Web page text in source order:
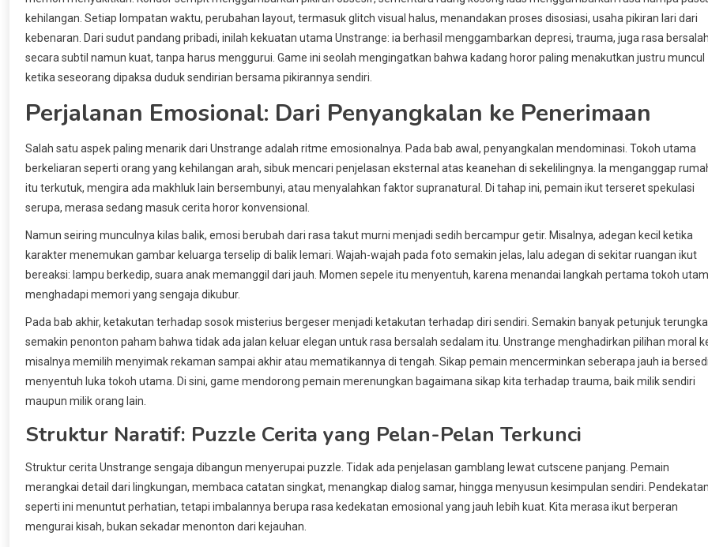
kehilangan. Setiap lompatan waktu, perubahan layout, termasuk glitch visual halus, menandakan proses disosiasi, usaha pikiran lari dari
kebenaran. Dari sudut pandang pribadi, inilah kekuatan utama Unstrange: ia berhasil menggambarkan depresi, trauma, juga rasa bersalah
secara subtil namun kuat, tanpa harus menggurui. Game ini seolah mengingatkan bahwa kadang horor paling menakutkan justru muncul
ketika seseorang dipaksa duduk sendirian bersama pikirannya sendiri.
Perjalanan Emosional: Dari Penyangkalan ke Penerimaan
Salah satu aspek paling menarik dari Unstrange adalah ritme emosionalnya. Pada bab awal, penyangkalan mendominasi. Tokoh utama
berkeliaran seperti orang yang kehilangan arah, sibuk mencari penjelasan eksternal atas keanehan di sekelilingnya. Ia menganggap
itu terkutuk, mengira ada makhluk lain bersembunyi, atau menyalahkan faktor supranatural. Di tahap ini, pemain ikut terseret spekulasi
serupa, merasa sedang masuk cerita horor konvensional.
Namun seiring munculnya kilas balik, emosi berubah dari rasa takut murni menjadi sedih bercampur getir. Misalnya, adegan kecil ketika
karakter menemukan gambar keluarga terselip di balik lemari. Wajah-wajah pada foto semakin jelas, lalu adegan di sekitar ruangan ikut
bereaksi: lampu berkedip, suara anak memanggil dari jauh. Momen sepele itu menyentuh, karena menandai langkah pertama tokoh
menghadapi memori yang sengaja dikubur.
Pada bab akhir, ketakutan terhadap sosok misterius bergeser menjadi ketakutan terhadap diri sendiri. Semakin banyak petunjuk
semakin penonton paham bahwa tidak ada jalan keluar elegan untuk rasa bersalah sedalam itu. Unstrange menghadirkan pilihan moral
misalnya memilih menyimak rekaman sampai akhir atau mematikannya di tengah. Sikap pemain mencerminkan seberapa jauh ia
menyentuh luka tokoh utama. Di sini, game mendorong pemain merenungkan bagaimana sikap kita terhadap trauma, baik milik sendiri
maupun milik orang lain.
Struktur Naratif: Puzzle Cerita yang Pelan-Pelan Terkunci
Struktur cerita Unstrange sengaja dibangun menyerupai puzzle. Tidak ada penjelasan gamblang lewat cutscene panjang. Pemain
merangkai detail dari lingkungan, membaca catatan singkat, menangkap dialog samar, hingga menyusun kesimpulan sendiri. Pendekatan
seperti ini menuntut perhatian, tetapi imbalannya berupa rasa kedekatan emosional yang jauh lebih kuat. Kita merasa ikut berperan
mengurai kisah, bukan sekadar menonton dari kejauhan.